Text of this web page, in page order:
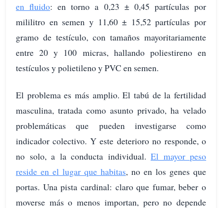
en fluido: en torno a 0,23 ± 0,45 partículas por
mililitro en semen y 11,60 ± 15,52 partículas por
gramo de testículo, con tamaños mayoritariamente
entre 20 y 100 micras, hallando poliestireno en
testículos y polietileno y PVC en semen.
El problema es más amplio. El tabú de la fertilidad
masculina, tratada como asunto privado, ha velado
problemáticas que pueden investigarse como
indicador colectivo. Y este deterioro no responde, o
no solo, a la conducta individual. El mayor peso
reside en el lugar que habitas, no en los genes que
portas. Una pista cardinal: claro que fumar, beber o
moverse más o menos importan, pero no depende